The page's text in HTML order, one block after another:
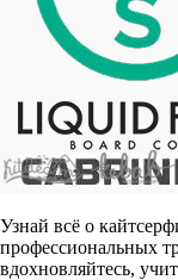
Узнай всё о
профессиональных
вдохновляйтесь,